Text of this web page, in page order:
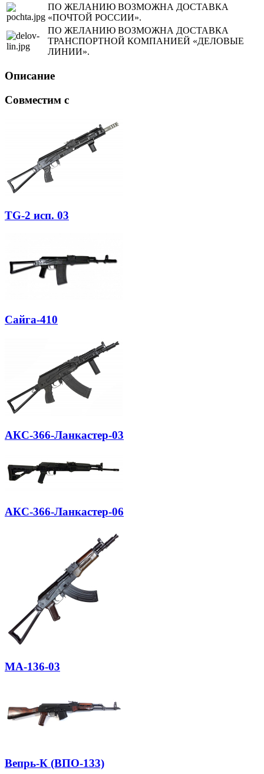
ПО ЖЕЛАНИЮ ВОЗМОЖНА ДОСТАВКА
«ПОЧТОЙ РОССИИ».
ПО ЖЕЛАНИЮ ВОЗМОЖНА ДОСТАВКА
ТРАНСПОРТНОЙ КОМПАНИЕЙ «ДЕЛОВЫЕ
ЛИНИИ».
Описание
Совместим с
TG-2 исп. 03
Сайга-410
АКС-366-Ланкастер-03
АКС-366-Ланкастер-06
МА-136-03
Вепрь-К (ВПО-133)